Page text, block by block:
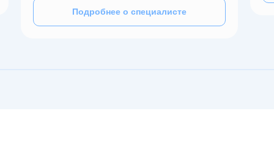
Подробнее о специалисте